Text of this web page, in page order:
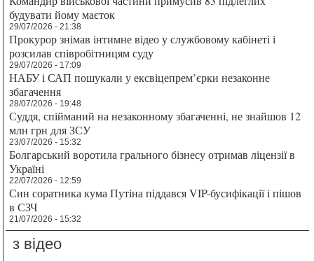
будувати йому маєток
29/07/2026 - 21:38
Прокурор знімав інтимне відео у службовому кабінеті і
розсилав співробітницям суду
29/07/2026 - 17:09
НАБУ і САП пошукали у ексвіцепрем’єрки незаконне
збагачення
28/07/2026 - 19:48
Суддя, спійманий на незаконному збагаченні, не знайшов 12
млн грн для ЗСУ
23/07/2026 - 15:32
Болгарський воротила грального бізнесу отримав ліцензії в
Україні
22/07/2026 - 12:59
Син соратника кума Путіна піддався VIP-бусифікації і пішов
в СЗЧ
21/07/2026 - 15:32
з відео